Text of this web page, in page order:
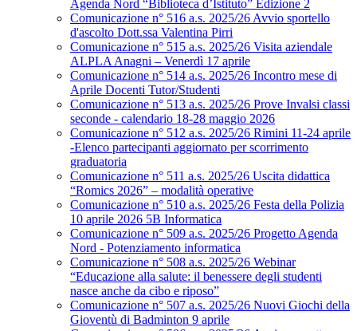
Agenda Nord “Biblioteca d’Istituto” Edizione 2
Comunicazione n° 516 a.s. 2025/26 Avvio sportello
d'ascolto Dott.ssa Valentina Pirri
Comunicazione n° 515 a.s. 2025/26 Visita aziendale
ALPLA Anagni – Venerdì 17 aprile
Comunicazione n° 514 a.s. 2025/26 Incontro mese di
Aprile Docenti Tutor/Studenti
Comunicazione n° 513 a.s. 2025/26 Prove Invalsi classi
seconde - calendario 18-28 maggio 2026
Comunicazione n° 512 a.s. 2025/26 Rimini 11-24 aprile
-Elenco partecipanti aggiornato per scorrimento
graduatoria
Comunicazione n° 511 a.s. 2025/26 Uscita didattica
“Romics 2026” – modalità operative
Comunicazione n° 510 a.s. 2025/26 Festa della Polizia
10 aprile 2026 5B Informatica
Comunicazione n° 509 a.s. 2025/26 Progetto Agenda
Nord - Potenziamento informatica
Comunicazione n° 508 a.s. 2025/26 Webinar
“Educazione alla salute: il benessere degli studenti
nasce anche da cibo e riposo”
Comunicazione n° 507 a.s. 2025/26 Nuovi Giochi della
Gioventù di Badminton 9 aprile